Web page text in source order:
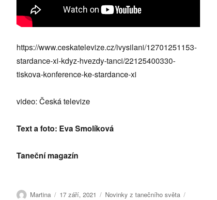
https://www.ceskatelevize.cz/ivysilani/12701251153-
stardance-xi-kdyz-hvezdy-tanci/22125400330-
tiskova-konference-ke-stardance-xi
video: Česká televize
Text a foto: Eva Smolíková
Taneční magazín
Autor:
Martina Publikováno:
17 září, 2021 Rubriky:
Novinky z tanečního světa